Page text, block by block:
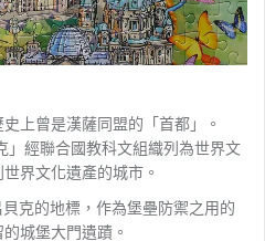
上曾是漢薩同盟的「首都」。
」經聯合國教科文組織列為世界文
界文化遺產的城市。
克的地標，作為堡壘防禦之用的
城堡大門遺蹟。